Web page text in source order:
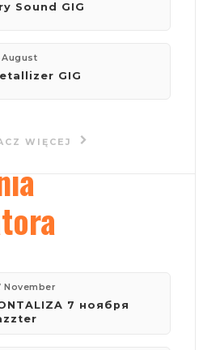
e-mail:
stronę
November
7 ноября
Sound GIG
August
GIG
WIĘCEJ